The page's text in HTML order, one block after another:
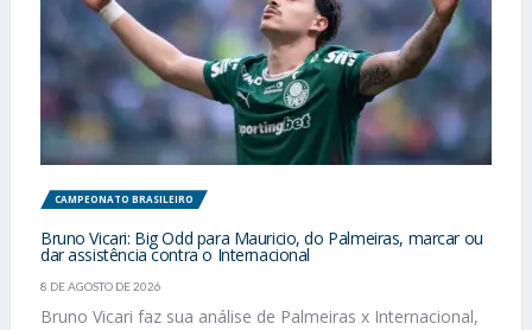
CAMPEONATO BRASILEIRO
Bruno Vicari: Big Odd para Mauricio, do Palmeiras, marcar ou
dar assistência contra o Internacional
8 DE AGOSTO DE 2026
Bruno Vicari faz sua análise de Palmeiras x Internacional,